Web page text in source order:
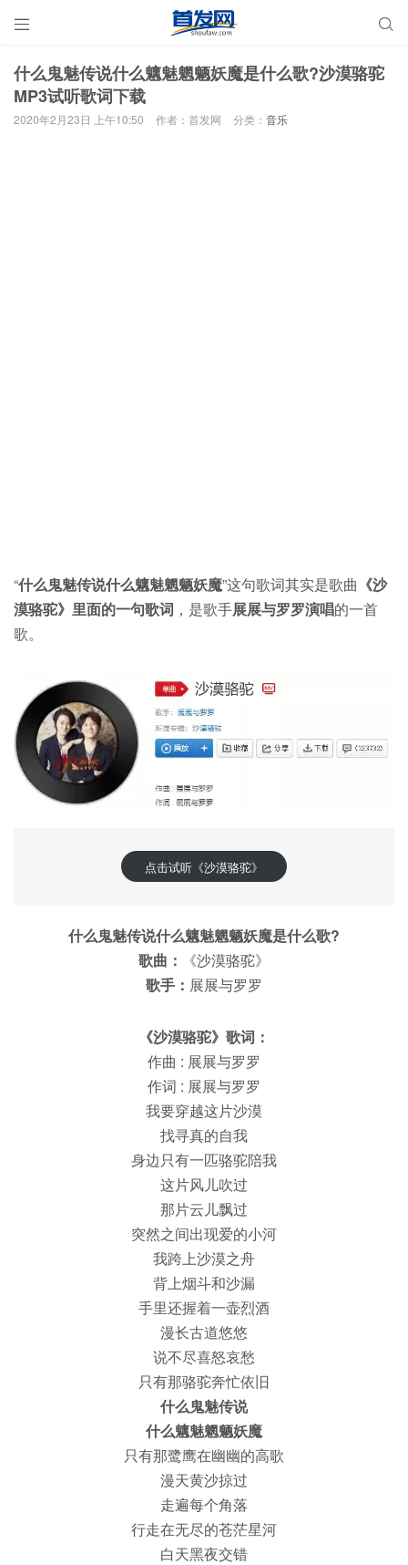
 
什么鬼魅传说什么魑魅魍魉妖魔是什么歌?沙漠骆驼
MP3试听歌词下载
2020年2月23日 上午10:50 作者：首发网 分类： 音乐
“什么鬼魅传说什么魑魅魍魉妖魔”这句歌词其实是歌曲 《沙
漠骆驼》里面的一句歌词 ，是歌手展展与罗罗演唱的一首
歌。
点击试听《沙漠骆驼》
什么鬼魅传说什么魑魅魍魉妖魔是什么歌?
歌曲：
《沙漠骆驼》
歌手： 展展与罗罗
《沙漠骆驼》歌词：
作曲 : 展展与罗罗
作词 : 展展与罗罗
我要穿越这片沙漠
找寻真的自我
身边只有一匹骆驼陪我
这片风儿吹过
那片云儿飘过
突然之间出现爱的小河
我跨上沙漠之舟
背上烟斗和沙漏
手里还握着一壶烈酒
漫长古道悠悠
说不尽喜怒哀愁
只有那骆驼奔忙依旧
什么鬼魅传说
什么魑魅魍魉妖魔
只有那鹭鹰在幽幽的高歌
漫天黄沙掠过
走遍每个角落
行走在无尽的苍茫星河
白天黑夜交错